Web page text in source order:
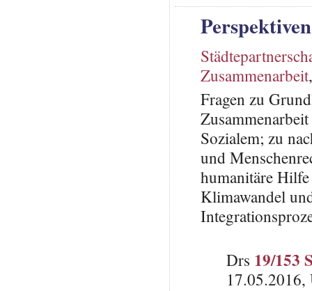
Zusammenarbeit
Fragen zu
Sozialem; zu
und
humanitäre
Klimawandel
Drs 19/153
17.05.2016,